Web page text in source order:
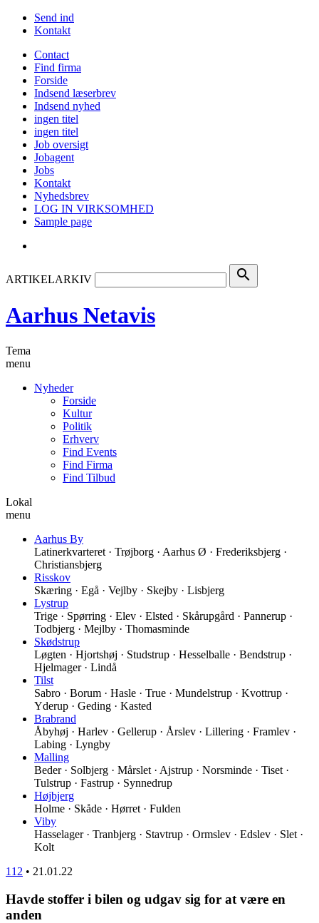
Send ind
Kontakt
Contact
Find firma
Forside
Indsend læserbrev
Indsend nyhed
ingen titel
ingen titel
Job oversigt
Jobagent
Jobs
Kontakt
Nyhedsbrev
LOG IN VIRKSOMHED
Sample page
ARTIKELARKIV search
Aarhus Netavis
Tema
menu
Nyheder
Forside
Kultur
Politik
Erhverv
Find Events
Find Firma
Find Tilbud
Lokal
menu
Aarhus By
Latinerkvarteret · Trøjborg · Aarhus Ø · Frederiksbjerg ·
Christiansbjerg
Risskov
Skæring · Egå · Vejlby · Skejby · Lisbjerg
Lystrup
Trige · Spørring · Elev · Elsted · Skårupgård · Pannerup ·
Todbjerg · Mejlby · Thomasminde
Skødstrup
Løgten · Hjortshøj · Studstrup · Hesselballe · Bendstrup ·
Hjelmager · Lindå
Tilst
Sabro · Borum · Hasle · True · Mundelstrup · Kvottrup ·
Yderup · Geding · Kasted
Brabrand
Åbyhøj · Harlev · Gellerup · Årslev · Lillering · Framlev ·
Labing · Lyngby
Malling
Beder · Solbjerg · Mårslet · Ajstrup · Norsminde · Tiset ·
Tulstrup · Fastrup · Synnedrup
Højbjerg
Holme · Skåde · Hørret · Fulden
Viby
Hasselager · Tranbjerg · Stavtrup · Ormslev · Edslev · Slet ·
Kolt
112 • 21.01.22
Havde stoffer i bilen og udgav sig for at være en
anden